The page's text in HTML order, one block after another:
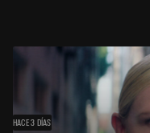
HACE 3 DÍAS